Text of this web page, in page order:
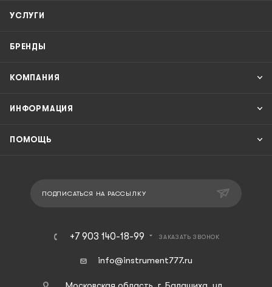
УСЛУГИ
БРЕНДЫ
КОМПАНИЯ
ИНФОРМАЦИЯ
ПОМОЩЬ
ПОДПИСАТЬСЯ НА РАССЫЛКУ
+7 903 140-18-99 ЗАКАЗАТЬ ЗВОНОК
info@instrument777.ru